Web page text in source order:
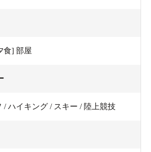
食] 部屋
/ ハイキング / スキー / 陸上競技